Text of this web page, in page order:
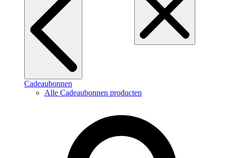
Cadeaubonnen
Alle Cadeaubonnen producten